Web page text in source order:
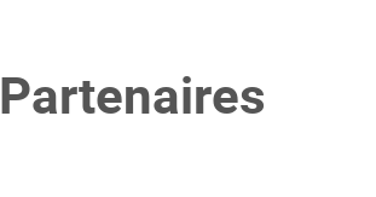
Partenaires